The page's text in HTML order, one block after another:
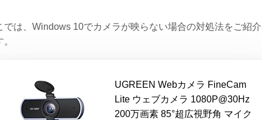
では、Windows 10でカメラが映らない場合の対処法をご紹
UGREEN Webカメラ FineCam
Lite ウェブカメラ 1080P@30Hz
200万画素 85°超広視野角 マイク